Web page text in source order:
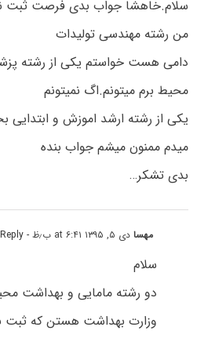
سلام.خاهشا جواب بدی فرصت ثبت
من رشته مهندسی تولیدات
دامی هست خواستم یکی از رشته
محیط برم میتونم.اگ نمیتونم
یکی از رشته ارشد اموزش و ابتدایی
میدم ممنون میشم جواب بنده
بدی تشکر…
مهسادی ۵, ۱۳۹۵ at ۶:۴۱ ب٫ظ - Reply
سلام
دو رشته مامایی و بهداشت
وزارت بهداشت هستن که ثبت